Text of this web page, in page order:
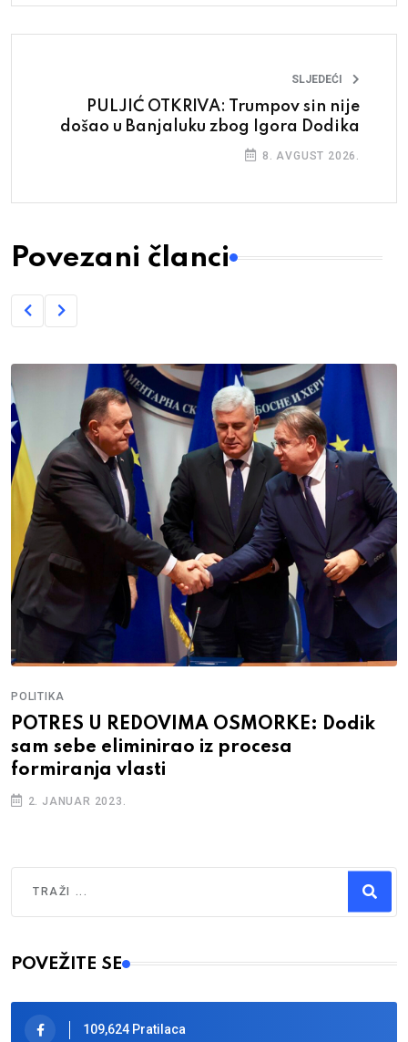
SLJEDEĆI
PULJIĆ OTKRIVA: Trumpov sin nije
došao u Banjaluku zbog Igora Dodika
8. AVGUST 2026.
Povezani članci
POLITIKA
POTRES U REDOVIMA OSMORKE: Dodik
sam sebe eliminirao iz procesa
formiranja vlasti
2. JANUAR 2023.
Type 2 or more characters for results.
POVEŽITE SE
109,624 Pratilaca